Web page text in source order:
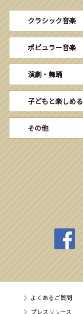
クラシック音楽
ポピュラー音楽
演劇・舞踊
子どもと楽しめる
その他
よくあるご質問
プレスリリース